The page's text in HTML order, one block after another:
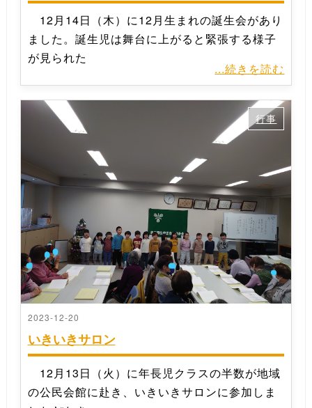
12月14日（木）に12月生まれの誕生会があり
ました。誕生児は舞台に上がると緊張する様子
が見られた
...続きを読む
2023-12-20
いきいきサロン
行事
12月13日（火）に年長児クラスの半数が地域
の公民会館に赴き、いきいきサロンに参加しま